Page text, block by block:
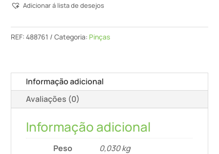
De
Sz-
1000
Adicionar á lista de desejos
REF:488761 Categoria: Pinças
Informação adicional
Avaliações (0)
Informação adicional
Peso
0,030 kg